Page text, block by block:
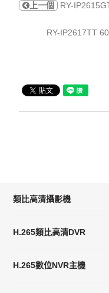
類比高清攝影機
H.265類比高清DVR
H.265數位NVR主機
上一個 RY-
RY-IP2617TT